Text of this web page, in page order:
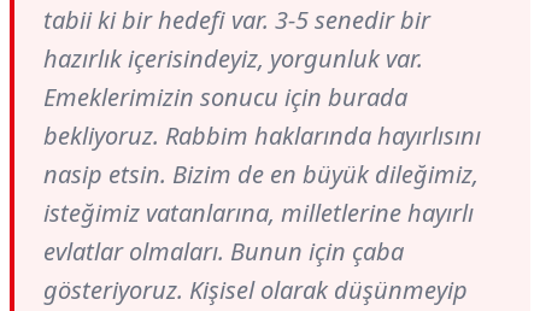
tabii ki bir hedefi var. 3-5 senedir bir
hazırlık içerisindeyiz, yorgunluk var.
Emeklerimizin sonucu için burada
bekliyoruz. Rabbim haklarında hayırlısını
nasip etsin. Bizim de en büyük dileğimiz,
isteğimiz vatanlarına, milletlerine hayırlı
evlatlar olmaları. Bunun için çaba
gösteriyoruz. Kişisel olarak düşünmeyip